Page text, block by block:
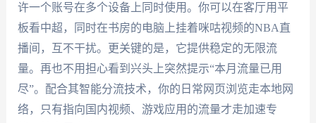
许一个账号在多个设备上同时使用。你可以在客厅用平
板看中超，同时在书房的电脑上挂着咪咕视频的NBA直
播间，互不干扰。更关键的是，它提供稳定的无限流
量。再也不用担心看到兴头上突然提示“本月流量已用
尽”。配合其智能分流技术，你的日常网页浏览走本地网
络，只有指向国内视频、游戏应用的流量才走加速专